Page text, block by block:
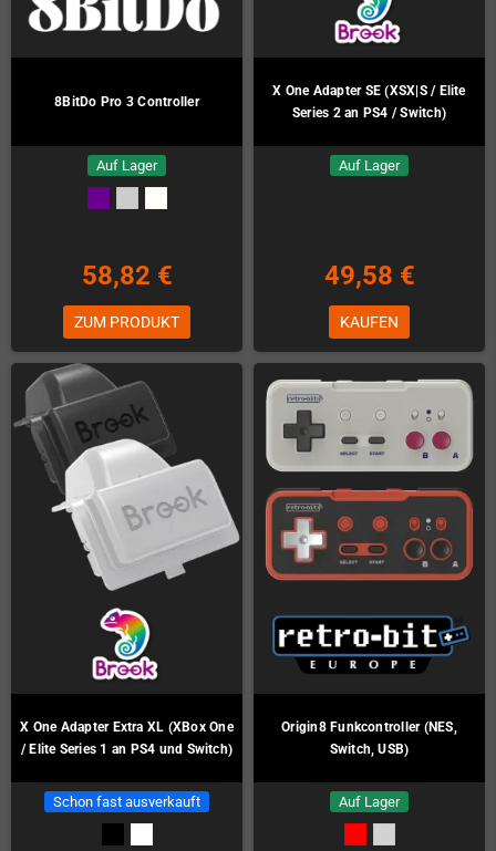
8BitDo Pro 3 Controller
Auf Lager
58,82 €
ZUM PRODUKT
X One Adapter SE (XSX|S / Elite
Series 2 an PS4 / Switch)
Auf Lager
49,58 €
KAUFEN
X One Adapter Extra XL (XBox One
/ Elite Series 1 an PS4 und Switch)
Schon fast ausverkauft
Origin8 Funkcontroller (NES,
Switch, USB)
Auf Lager